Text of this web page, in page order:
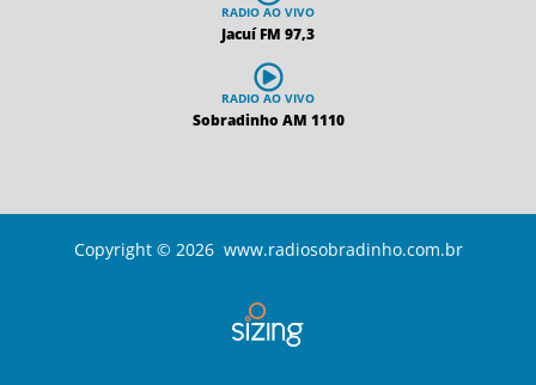
RADIO AO VIVO
Jacuí FM 97,3
RADIO AO VIVO
Sobradinho AM 1110
Copyright © 2026 www.radiosobradinho.com.br